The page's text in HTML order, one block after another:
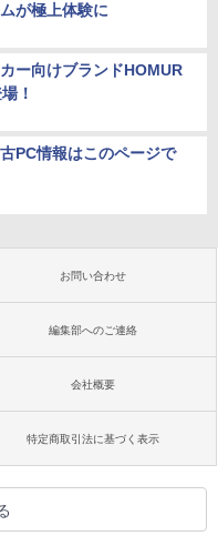
が極上体験に
ー向けブランドHOMUR
！
PC情報はこのページで
お問い合わせ
編集部へのご連絡
会社概要
特定商取引法に基づく表示